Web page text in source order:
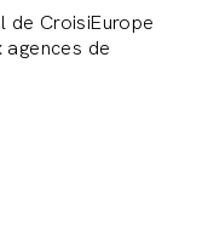
de CroisiEurope
agences de